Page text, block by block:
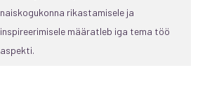
naiskogukonna rikastamisele ja
inspireerimisele määratleb iga tema töö
aspekti.